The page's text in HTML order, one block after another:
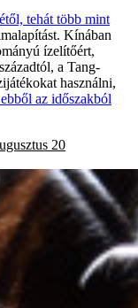
tehát több mint
Kínában
ízelítőért,
a Tang-
használni,
az időszakból
20